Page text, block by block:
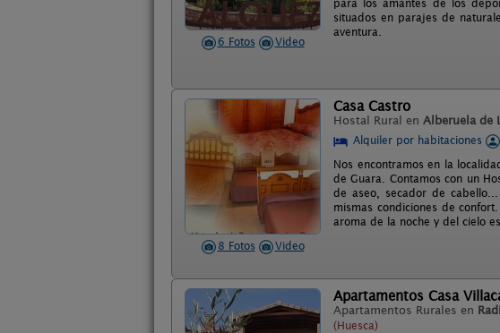
6 Fotos Video
para los amantes de los
situados en parajes de
aventura.
8 Fotos Video
Casa Castro
Hostal Rural en Alberuela de
Alquiler por habitaciones
Nos encontramos en la
de Guara. Contamos con un
de aseo, secador de
mismas condiciones de
aroma de la noche y del cielo
Apartamentos Casa
Apartamentos Rurales en
(Huesca)